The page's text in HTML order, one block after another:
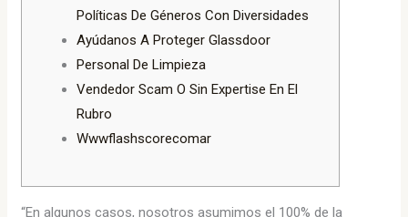
Políticas De Géneros Con Diversidades
Ayúdanos A Proteger Glassdoor
Personal De Limpieza
Vendedor Scam O Sin Expertise En El
Rubro
Wwwflashscorecomar
“En algunos casos, nosotros asumimos el 100% de la